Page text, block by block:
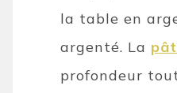
la table en
argenté. La
profondeur